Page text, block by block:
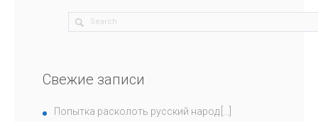
Свежие записи
Попытка расколоть русский народ